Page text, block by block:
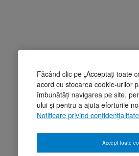
Făcând clic pe „Acceptați toate
acord cu stocarea cookie-urilor
îmbunătăți navigarea pe site,
ului și pentru a ajuta eforturile
Notificare privind
Accept toate